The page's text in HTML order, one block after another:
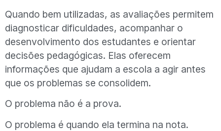
Quando bem utilizadas, as avaliações permitem
diagnosticar dificuldades, acompanhar o
desenvolvimento dos estudantes e orientar
decisões pedagógicas. Elas oferecem
informações que ajudam a escola a agir antes
que os problemas se consolidem.
O problema não é a prova.
O problema é quando ela termina na nota.